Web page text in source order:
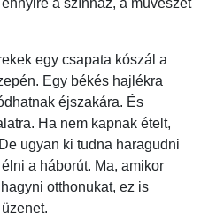
a színház, a művészet
egy csapata kószál a
Egy békés hajlékra
éjszakára. És
Ha nem kapnak ételt,
ugyan ki tudna haragudni
a háborút. Ma, amikor
otthonukat, ez is